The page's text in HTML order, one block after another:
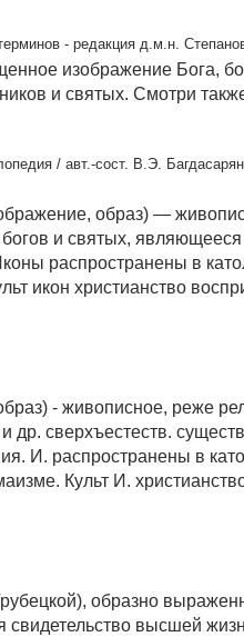
- редакция д.м.н.
изображение Бога,
и святых. Смотри
/ авт.-сост. В.Э.
образ) —
и святых,
распространены в
икон христианство
- живописное, реже
др. сверхъестеств.
И. распространены в
Культ И.
образно
свидетельство высшей